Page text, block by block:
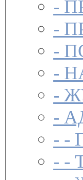
-
-
-
-
-
-
- -
- -